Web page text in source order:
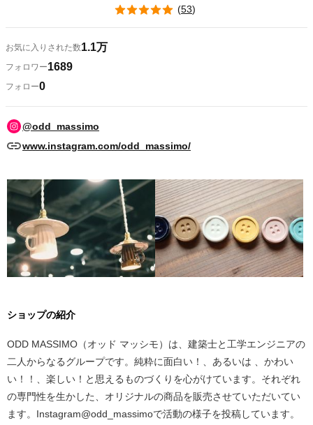
(53)
お気に入りされた数1.1万
フォロワー1689
フォロー0
@odd_massimo
www.instagram.com/odd_massimo/
ショップの紹介
ODD MASSIMO（オッド マッシモ）は、建築士と工学エンジニアの
二人からなるグループです。純粋に面白い！、あるいは 、かわい
い！！、楽しい！と思えるものづくりを心がけています。それぞれ
の専門性を生かした、オリジナルの商品を販売させていただいてい
ます。Instagram@odd_massimoで活動の様子を投稿しています。